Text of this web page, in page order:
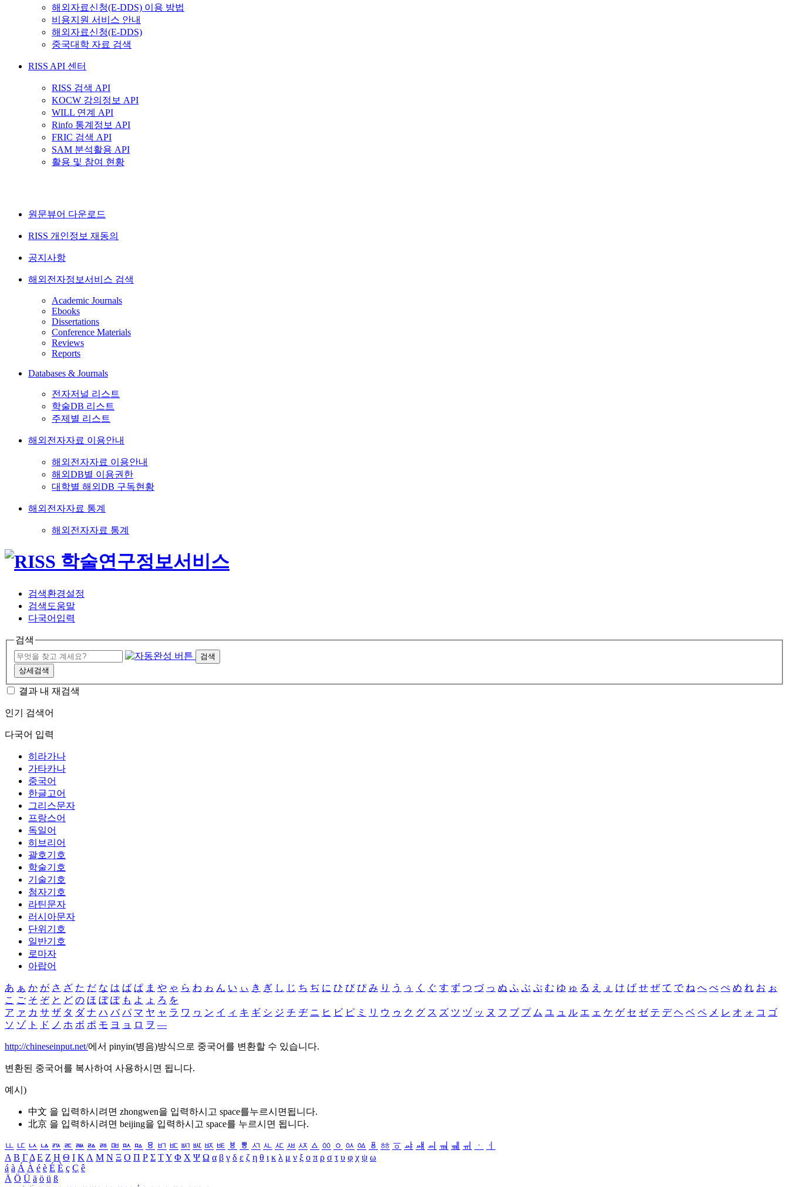
해외자료신청(E-DDS) 이용 방법
비용지원 서비스 안내
해외자료신청(E-DDS)
중국대학 자료 검색
RISS API 센터
RISS 검색 API
KOCW 강의정보 API
WILL 연계 API
Rinfo 통계정보 API
FRIC 검색 API
SAM 분석활용 API
활용 및 참여 현황
원문뷰어 다운로드
RISS 개인정보 재동의
공지사항
해외전자정보서비스 검색
Academic Journals
Ebooks
Dissertations
Conference Materials
Reviews
Reports
Databases & Journals
전자저널 리스트
학술DB 리스트
주제별 리스트
해외전자자료 이용안내
해외전자자료 이용안내
해외DB별 이용권한
대학별 해외DB 구독현황
해외전자자료 통계
해외전자자료 통계
검색환경설정
검색도움말
다국어입력
검색
검색
상세검색
결과 내 재검색
인기 검색어
다국어 입력
히라가나
가타카나
중국어
한글고어
그리스문자
프랑스어
독일어
히브리어
괄호기호
학술기호
기술기호
첨자기호
라틴문자
러시아문자
단위기호
일반기호
로마자
아랍어
あ ぁ か が さ ざ た だ な は ば ぱ ま や ゃ ら わ ゎ ん い ぃ き ぎ し じ ち ぢ に ひ び ぴ み り う ぅ く ぐ す ず つ づ っ ぬ ふ ぶ ぷ む ゆ ゅ る え ぇ け げ せ ぜ て で ね へ べ ぺ め れ お ぉ
こ ご そ ぞ と ど の ほ ぼ ぽ も よ ょ ろ を
ア ァ カ サ ザ タ ダ ナ ハ バ パ マ ヤ ャ ラ ワ ヮ ン イ ィ キ ギ シ ジ チ ヂ ニ ヒ ビ ピ ミ リ ウ ゥ ク グ ス ズ ツ ヅ ッ ヌ フ ブ プ ム ユ ュ ル エ ェ ケ ゲ セ ゼ テ デ ヘ ベ ペ メ レ オ ォ コ ゴ
ソ ゾ ト ド ノ ホ ボ ポ モ ヨ ョ ロ ヲ ―
http://chineseinput.net/에서 pinyin(병음)방식으로 중국어를 변환할 수 있습니다.
변환된 중국어를 복사하여 사용하시면 됩니다.
예시)
中文 을 입력하시려면 zhongwen을 입력하시고 space를누르시면됩니다.
北京 을 입력하시려면 beijing을 입력하시고 space를 누르시면 됩니다.
ㅥ ㅦ ㅧ ㅨ ㅩ ㅪ ㅫ ㅬ ㅭ ㅮ ㅯ ㅰ ㅱ ㅲ ㅳ ㅴ ㅵ ㅶ ㅷ ㅸ ㅹ ㅺ ㅻ ㅼ ㅽ ㅾ ㅿ ㆀ ㆁ ㆂ ㆃ ㆄ ㆅ ㆆ ㆇ ㆈ ㆉ ㆊ ㆋ ㆌ ㆍ
ㆎ
Α Β ΓΔ Ε Ζ Η Θ Ι ΚΛ Μ Ν Ξ Ο Π Ρ Σ ΤΥ Φ Χ Ψ Ω α β γ δ ε ζ η θ ι κ λ μ ν ξ ο π ρ σ τ υ φ χ ψ ω
á à Á À é è É È ç Ç ê
Ä Ö Ü ä ö ü ß